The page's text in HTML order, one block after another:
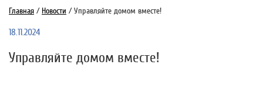
Главная / Новости / Управляйте домом вместе!
18.11.2024
Управляйте домом вместе!